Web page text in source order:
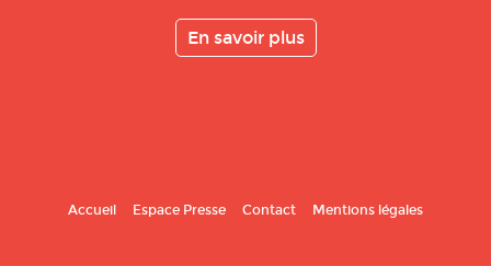
En savoir plus
Accueil Espace Presse Contact Mentions légales